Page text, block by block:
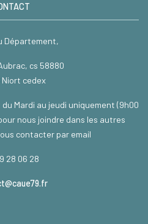
Département,
cs 58880
Niort cedex
Mardi au jeudi uniquement (9h00
nous joindre dans les autres
contacter par email
28 06 28